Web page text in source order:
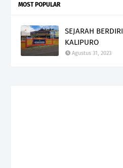
MOST POPULAR
SEJARAH
KALIPURO
Agustus 31, 2023